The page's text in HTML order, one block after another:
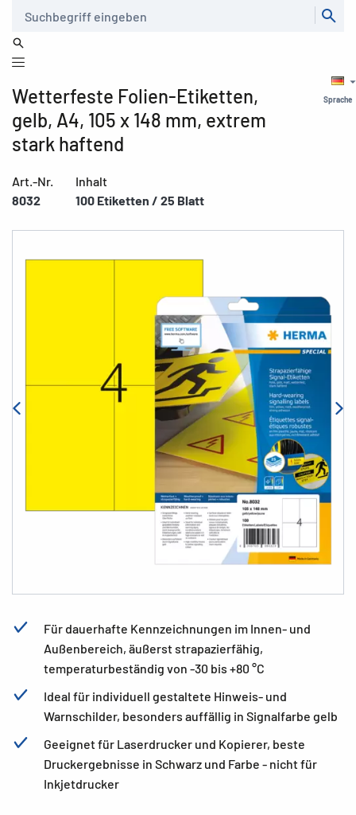
Sprache
Wetterfeste Folien-Etiketten,
gelb, A4, 105 x 148 mm, extrem
stark haftend
Art.-Nr.
8032
Inhalt
100 Etiketten / 25 Blatt
Für dauerhafte Kennzeichnungen im Innen- und
Außenbereich, äußerst strapazierfähig,
temperaturbeständig von -30 bis +80 °C
Ideal für individuell gestaltete Hinweis- und
Warnschilder, besonders auffällig in Signalfarbe gelb
Geeignet für Laserdrucker und Kopierer, beste
Druckergebnisse in Schwarz und Farbe - nicht für
Inkjetdrucker